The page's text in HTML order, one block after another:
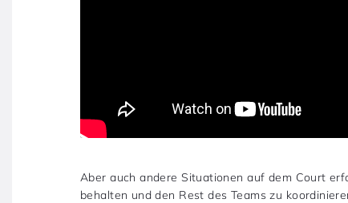
Aber auch andere Situationen auf dem Court
behalten und den Rest des Teams zu